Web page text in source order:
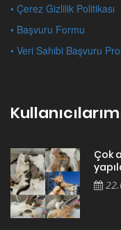
• Çerez Gizlilik Politikası
• Başvuru Formu
• Veri Sahibi Başvuru
Çok